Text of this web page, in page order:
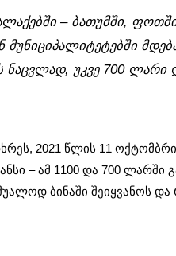
– ბათუმში,
მუნიციპალიტეტებში
ნაცვლად, უკვე 700 ლარი
2021 წლის 11
– ამ 1100 და 700 ლარში
ბინაში შეიყვანოს